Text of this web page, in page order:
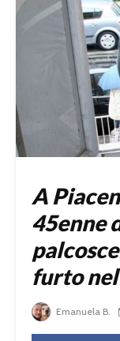
A
45enne
furto
Emanuela B.